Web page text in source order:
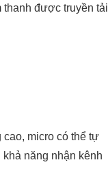
thanh được truyền tải
micro có thể tự
năng nhận kênh